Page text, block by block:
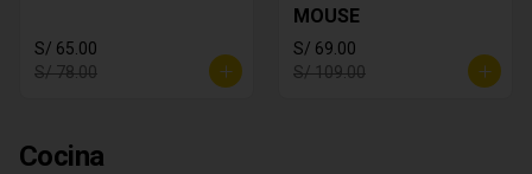
S/ 65.00
S/ 78.00
MOUSE
S/ 69.00
S/ 109.00
Cocina